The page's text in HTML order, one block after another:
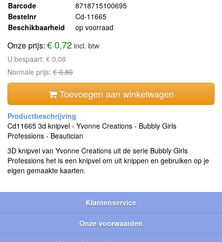
Barcode
8718715100695
Bestelnr
Cd-11665
Beschikbaarheid
op voorraad
Onze prijs: € 0,72incl. btw
U bespaart: € 0,08
Normale prijs: € 0,80
Toevoegen aan winkelwagen
Cd11665 3d knipvel - Yvonne Creations - Bubbly Girls
Professions - Beautician
3D knipvel van Yvonne Creations uit de serie Bubbly Girls
Professions het is een knipvel om uit knippen en gebruiken op je
eigen gemaakte kaarten.
Klantenservice
Onze voorwaarden